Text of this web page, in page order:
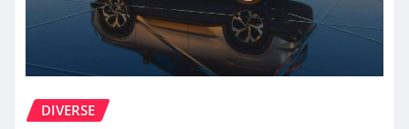
DIVERSE